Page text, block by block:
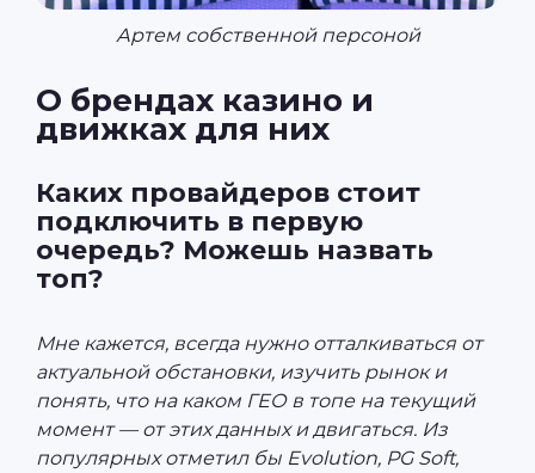
Артем собственной персоной
О брендах казино и
движках для них
Каких провайдеров стоит
подключить в первую
очередь? Можешь назвать
топ?
Мне кажется, всегда нужно отталкиваться от
актуальной обстановки, изучить рынок и
понять, что на каком ГЕО в топе на текущий
момент — от этих данных и двигаться. Из
популярных отметил бы Evolution, PG Soft,